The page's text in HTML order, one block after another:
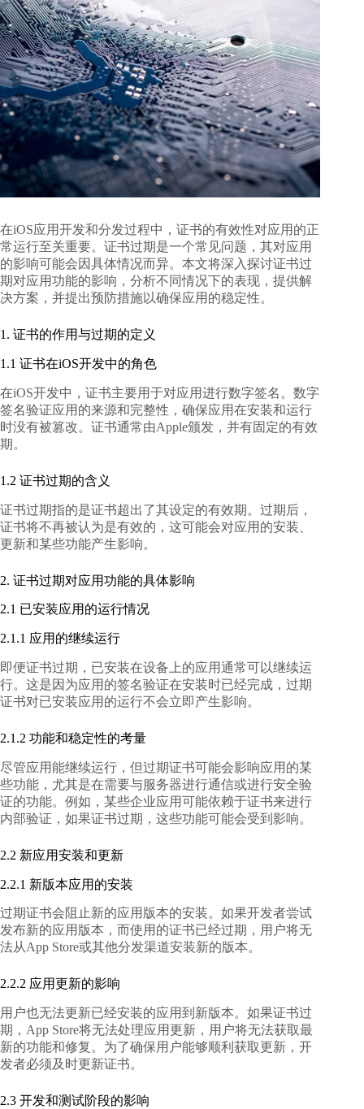
在iOS应用开发和分发过程中，证书的有效性对应用的正
常运行至关重要。证书过期是一个常见问题，其对应用
的影响可能会因具体情况而异。本文将深入探讨证书过
期对应用功能的影响，分析不同情况下的表现，提供解
决方案，并提出预防措施以确保应用的稳定性。
1. 证书的作用与过期的定义
1.1 证书在iOS开发中的角色
在iOS开发中，证书主要用于对应用进行数字签名。数字
签名验证应用的来源和完整性，确保应用在安装和运行
时没有被篡改。证书通常由Apple颁发，并有固定的有效
期。
1.2 证书过期的含义
证书过期指的是证书超出了其设定的有效期。过期后，
证书将不再被认为是有效的，这可能会对应用的安装、
更新和某些功能产生影响。
2. 证书过期对应用功能的具体影响
2.1 已安装应用的运行情况
2.1.1 应用的继续运行
即便证书过期，已安装在设备上的应用通常可以继续运
行。这是因为应用的签名验证在安装时已经完成，过期
证书对已安装应用的运行不会立即产生影响。
2.1.2 功能和稳定性的考量
尽管应用能继续运行，但过期证书可能会影响应用的某
些功能，尤其是在需要与服务器进行通信或进行安全验
证的功能。例如，某些企业应用可能依赖于证书来进行
内部验证，如果证书过期，这些功能可能会受到影响。
2.2 新应用安装和更新
2.2.1 新版本应用的安装
过期证书会阻止新的应用版本的安装。如果开发者尝试
发布新的应用版本，而使用的证书已经过期，用户将无
法从App Store或其他分发渠道安装新的版本。
2.2.2 应用更新的影响
用户也无法更新已经安装的应用到新版本。如果证书过
期，App Store将无法处理应用更新，用户将无法获取最
新的功能和修复。为了确保用户能够顺利获取更新，开
发者必须及时更新证书。
2.3 开发和测试阶段的影响